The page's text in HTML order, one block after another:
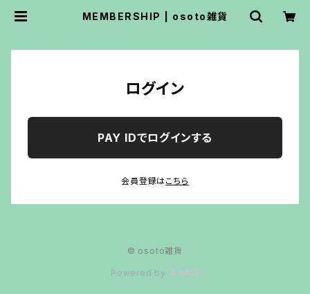
MEMBERSHIP | osoto雑貨
ログイン
PAY IDでログインする
会員登録はこちら
© osoto雑貨
Powered by